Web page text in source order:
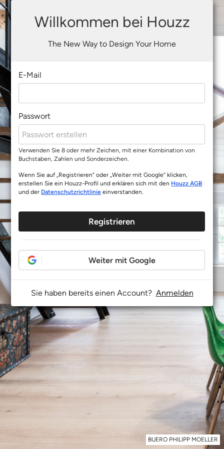
BUERO PHILIPP MOELLER
Willkommen bei Houzz
The New Way to Design Your Home
E-Mail
Passwort
Verwenden Sie 8 oder mehr Zeichen, mit einer Kombination von
Buchstaben, Zahlen und Sonderzeichen.
Wenn Sie auf „Registrieren“ oder „Weiter mit Google“ klicken,
erstellen Sie ein Houzz-Profil und erklären sich mit den Houzz AGB
und der Datenschutzrichtlinie einverstanden.
Registrieren
Weiter mit Google
Sie haben bereits einen Account? Anmelden